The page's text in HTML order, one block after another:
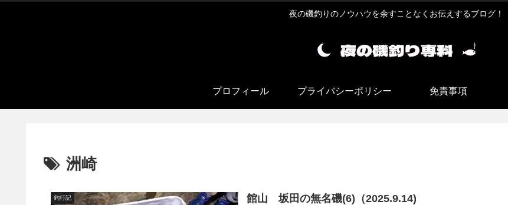
夜の磯釣りのノウハウを余すことなくお伝えするブログ！
プロフィール プライバシーポリシー 免責事項
洲崎
釣行記 館山 坂田の無名磯(6)（2025.9.14)